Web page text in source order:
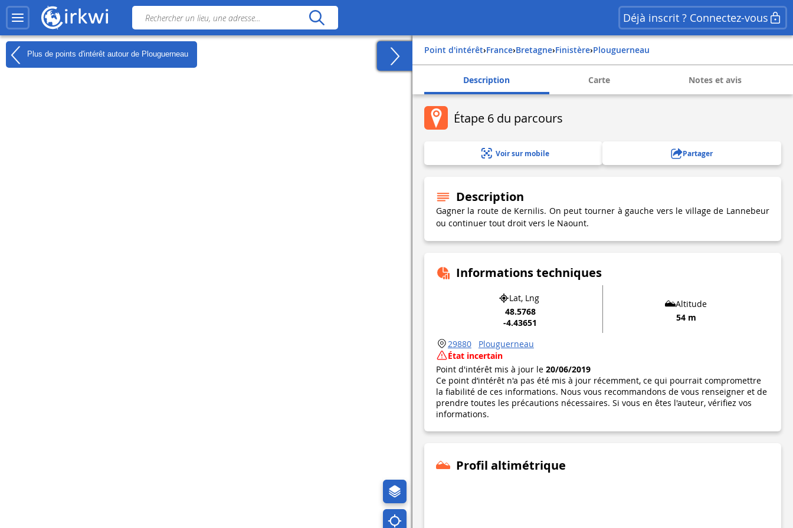
Déjà inscrit ? Connectez-vous
Plus de points d'intérêt autour de Plouguerneau Point d'intérêt› france› bretagne› finistère› plouguerneau
Description Carte Notes et avis
Étape 6 du parcours
Voir sur mobile Partager
Description
Gagner la route de Kernilis. On peut tourner à gauche vers le village de Lannebeur
ou continuer tout droit vers le Naount.
Informations techniques
Lat, Lng
48.5768
-4.43651
Altitude
54 m
29880
Plouguerneau
État incertain
Point d'intérêt mis à jour le 20/06/2019
Ce point d’intérêt n'a pas été mis à jour récemment, ce qui pourrait compromettre
la fiabilité de ces informations. Nous vous recommandons de vous renseigner et de
prendre toutes les précautions nécessaires. Si vous en êtes l'auteur, vérifiez vos
informations.
Profil altimétrique